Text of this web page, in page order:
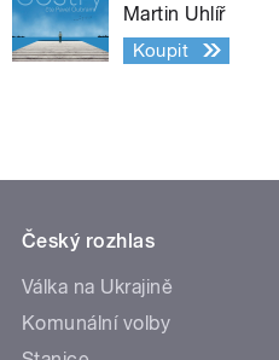
Martin Uhlíř
Koupit
Český rozhlas
Válka na Ukrajině
Komunální volby